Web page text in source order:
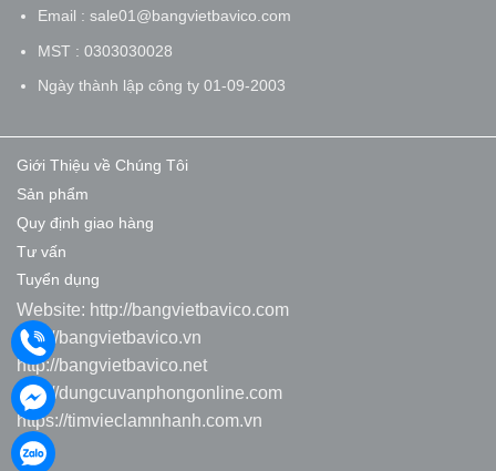
Email : sale01@bangvietbavico.com
MST : 0303030028
Ngày thành lập công ty 01-09-2003
Giới Thiệu về Chúng Tôi
Sản phẩm
Quy định giao hàng
Tư vấn
Tuyển dụng
Website: http://bangvietbavico.com
http://bangvietbavico.vn
http://bangvietbavico.net
http://dungcuvanphongonline.com
https://timvieclamnhanh.com.vn